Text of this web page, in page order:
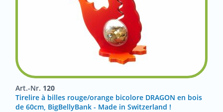
Art.-Nr. 120
Tirelire à billes rouge/orange bicolore DRAGON en bois
de 60cm, BigBellyBank - Made in Switzerland !